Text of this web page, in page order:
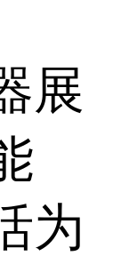
展
为